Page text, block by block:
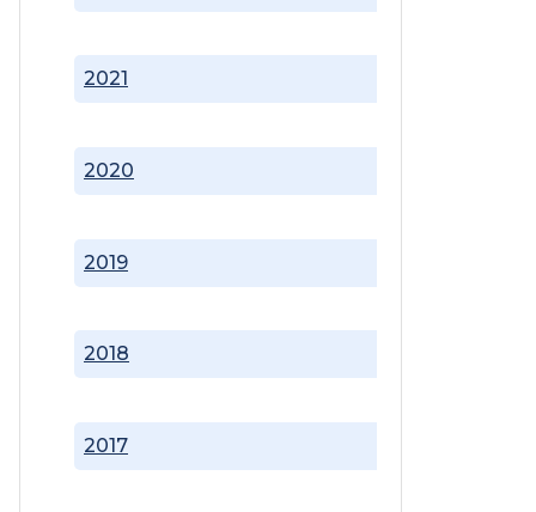
2017
2018
2019
2020
2021